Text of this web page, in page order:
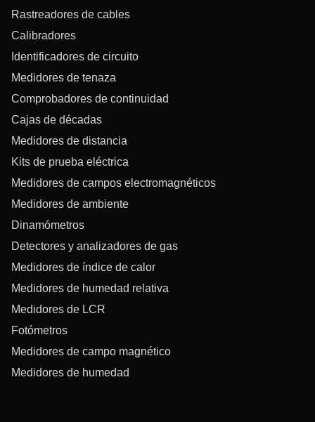
Rastreadores de cables
Calibradores
Identificadores de circuito
Medidores de tenaza
Comprobadores de continuidad
Cajas de décadas
Medidores de distancia
Kits de prueba eléctrica
Medidores de campos electromagnéticos
Medidores de ambiente
Dinamómetros
Detectores y analizadores de gas
Medidores de índice de calor
Medidores de humedad relativa
Medidores de LCR
Fotómetros
Medidores de campo magnético
Medidores de humedad